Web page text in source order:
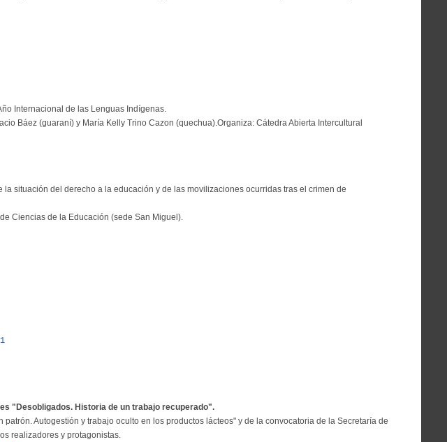
Internacional de las Lenguas Indígenas.
Báez (guaraní) y María Kelly Trino Cazon (quechua).Organiza: Cátedra Abierta Intercultural
situación del derecho a la educación y de las movilizaciones ocurridas tras el crimen de
Ciencias de la Educación (sede San Miguel).
"Desobligados. Historia de un trabajo recuperado".
Autogestión y trabajo oculto en los productos lácteos" y de la convocatoria de la Secretaría de
realizadores y protagonistas.